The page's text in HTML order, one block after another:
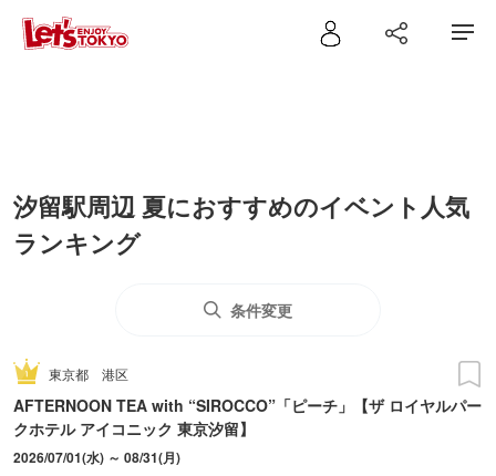
汐留駅周辺 夏におすすめのイベント人気
ランキング
条件変更
東京都 港区
AFTERNOON TEA with “SIROCCO”「ピーチ」【ザ ロイヤルパー
クホテル アイコニック 東京汐留】
2026/07/01(水) ～ 08/31(月)